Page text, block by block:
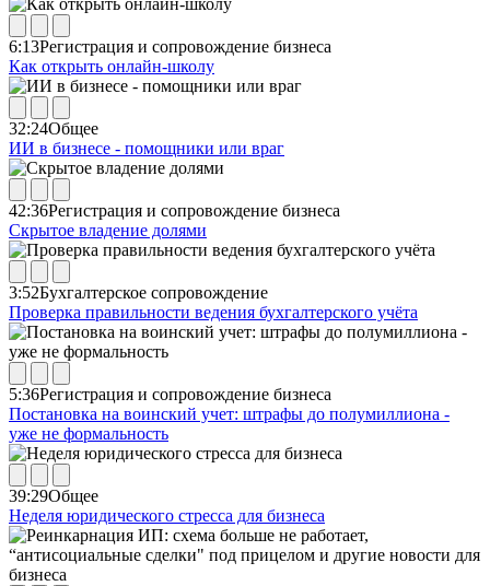
6:13Регистрация и сопровождение бизнеса
Как открыть онлайн-школу
32:24Общее
ИИ в бизнесе - помощники или враг
42:36Регистрация и сопровождение бизнеса
Скрытое владение долями
3:52Бухгалтерское сопровождение
Проверка правильности ведения бухгалтерского учёта
5:36Регистрация и сопровождение бизнеса
Постановка на воинский учет: штрафы до полумиллиона -
уже не формальность
39:29Общее
Неделя юридического стресса для бизнеса